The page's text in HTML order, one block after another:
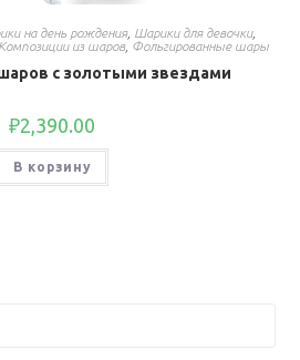
на день рождения, Шарики для девочки,
Композиции из шаров, Фольгированные шары
с золотыми звездами
₽2,390.00
В корзину